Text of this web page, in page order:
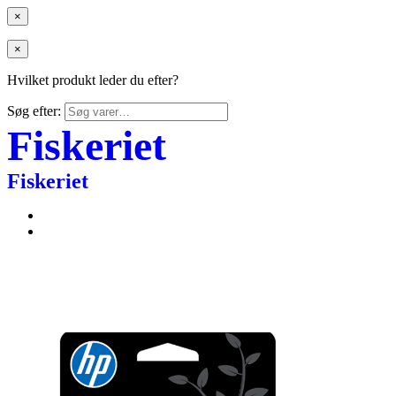
×
×
Hvilket produkt leder du efter?
Søg efter:
Fiskeriet
Fiskeriet